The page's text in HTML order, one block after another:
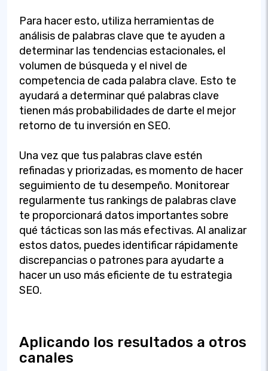
Para hacer esto, utiliza herramientas de
análisis de palabras clave que te ayuden a
determinar las tendencias estacionales, el
volumen de búsqueda y el nivel de
competencia de cada palabra clave. Esto te
ayudará a determinar qué palabras clave
tienen más probabilidades de darte el mejor
retorno de tu inversión en SEO.
Una vez que tus palabras clave estén
refinadas y priorizadas, es momento de hacer
seguimiento de tu desempeño. Monitorear
regularmente tus rankings de palabras clave
te proporcionará datos importantes sobre
qué tácticas son las más efectivas. Al analizar
estos datos, puedes identificar rápidamente
discrepancias o patrones para ayudarte a
hacer un uso más eficiente de tu estrategia
SEO.
Aplicando los resultados a otros
canales